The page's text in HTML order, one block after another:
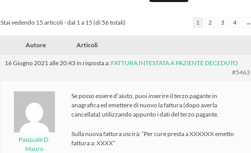
Stai vedendo 15 articoli - dal 1 a 15 (di 56 totali) 1 2 3 4 →
Autore Articoli
16 Giugno 2021 alle 20:43 in risposta a: FATTURA INTESTATA A PAZIENTE DECEDUTO
#5463
Pasquale D.
Mauro
Se posso essere d’aiuto, puoi inserire il terzo pagante in
anagrafica ed emettere di nuovo la fattura (dopo averla
cancellata) utilizzando appunto i dati del terzo pagante.
Sulla nuova fattura uscirà: “Per cure presta a XXXXXX emetto
fattura a: XXXX”